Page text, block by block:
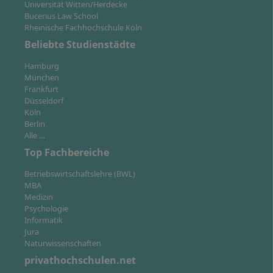
ImTeilzeitstudium IIbeträgt die Regelstudienzeit
12 Semester bzw. 72 Monate. Sie können die
Regelstudienzeit um bis zu 2 Semester bzw. 12
Monate ohne zusätzliche Kosten verlängern. Das
Teilzeitstudium II ist besonders geeignet, wenn Sie
neben Ihrem Fernstudium beruflich stark
eingebunden sind.
Übrigens können Sie im Laufe des Studiums auch ein
Urlaubssemester
Wie läuft das Onlinestudium an der IU ab?
Universität Witten/Herdecke
Bucerius Law School
Rheinische Fachhochschule Köln
Beliebte Studienstädte
Hamburg
München
Frankfurt
Düsseldorf
Köln
Berlin
Alle …
Top Fachbereiche
Betriebswirtschaftslehre (BWL)
MBA
Medizin
Psychologie
Informatik
Jura
Naturwissenschaften
privathochschulen.net